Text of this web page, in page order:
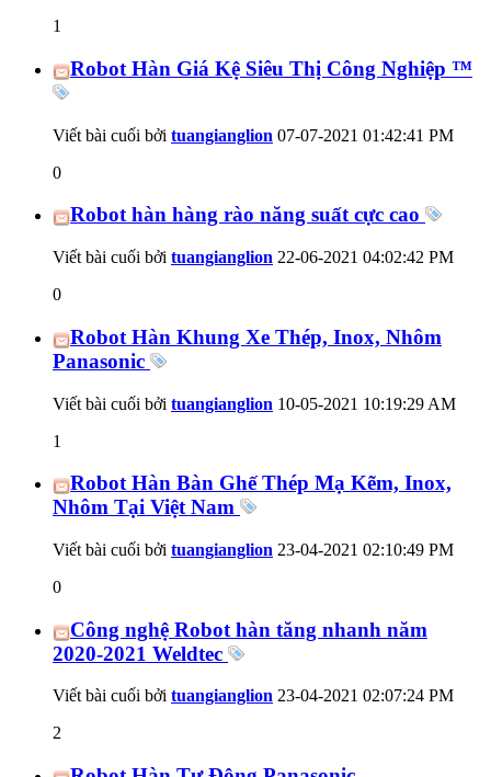
1
Robot Hàn Giá Kệ Siêu Thị Công Nghiệp ™
Viết bài cuối bởi tuangianglion 07-07-2021 01:42:41 PM
0
Robot hàn hàng rào năng suất cực cao
Viết bài cuối bởi tuangianglion 22-06-2021 04:02:42 PM
0
Robot Hàn Khung Xe Thép, Inox, Nhôm
Panasonic
Viết bài cuối bởi tuangianglion 10-05-2021 10:19:29 AM
1
Robot Hàn Bàn Ghế Thép Mạ Kẽm, Inox,
Nhôm Tại Việt Nam
Viết bài cuối bởi tuangianglion 23-04-2021 02:10:49 PM
0
Công nghệ Robot hàn tăng nhanh năm
2020-2021 Weldtec
Viết bài cuối bởi tuangianglion 23-04-2021 02:07:24 PM
2